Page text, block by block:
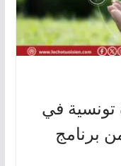
275 كفاءة تونسية في
برنامج